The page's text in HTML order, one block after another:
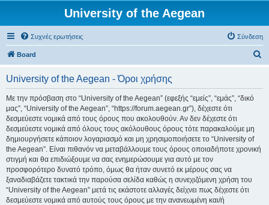
University of the Aegean
Συχνές ερωτήσεις Σύνδεση
Board
University of the Aegean - Όροι χρήσης
Με την πρόσβαση στο “University of the Aegean” (εφεξής “εμείς”, “εμάς”, “δικό
μας”, “University of the Aegean”, “https://forum.aegean.gr”), δέχεστε ότι
δεσμεύεστε νομικά από τους όρους που ακολουθούν. Αν δεν δέχεστε ότι
δεσμεύεστε νομικά από όλους τους ακόλουθους όρους τότε παρακαλούμε μη
δημιουργήσετε κάποιον λογαριασμό και μη χρησιμοποιήσετε το “University of
the Aegean”. Είναι πιθανόν να μεταβάλλουμε τους όρους οποιαδήποτε χρονική
στιγμή και θα επιδιώξουμε να σας ενημερώσουμε για αυτό με τον
προσφορότερο δυνατό τρόπο, όμως θα ήταν συνετό εκ μέρους σας να
ξαναδιαβάζετε τακτικά την παρούσα σελίδα καθώς η συνεχιζόμενη χρήση του
“University of the Aegean” μετά τις εκάστοτε αλλαγές δείχνει πως δέχεστε ότι
δεσμεύεστε νομικά από αυτούς τους όρους με την ανανεωμένη και/ή